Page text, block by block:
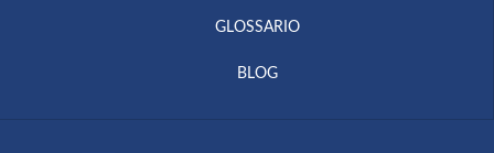
GLOSSARIO
BLOG